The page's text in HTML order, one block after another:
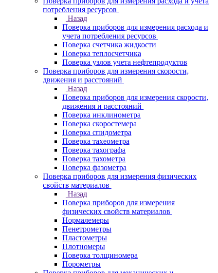
потребления ресурсов
Назад
Поверка приборов для измерения расхода и
учета потребления ресурсов
Поверка счетчика жидкости
Поверка теплосчетчика
Поверка узлов учета нефтепродуктов
Поверка приборов для измерения скорости,
движения и расстояний
Назад
Поверка приборов для измерения скорости,
движения и расстояний
Поверка инклинометра
Поверка скоростемера
Поверка спидометра
Поверка тахеометра
Поверка тахографа
Поверка тахометра
Поверка фазометра
Поверка приборов для измерения физических
свойств материалов
Назад
Поверка приборов для измерения
физических свойств материалов
Нормалемеры
Пенетрометры
Пластометры
Плотномеры
Поверка толщиномера
Порометры